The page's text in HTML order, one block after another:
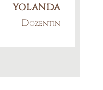
YOLANDA
Dozentin